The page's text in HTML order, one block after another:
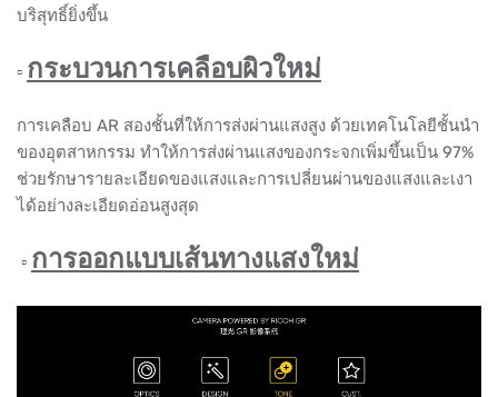
บริสุทธิ์ยิ่งขึ้น
▫️ กระบวนการเคลือบผิวใหม่
การเคลือบ AR สองชั้นที่ให้การส่งผ่านแสงสูง ด้วยเทคโนโลยีชั้นนำ
ของอุตสาหกรรม ทำให้การส่งผ่านแสงของกระจกเพิ่มขึ้นเป็น 97%
ช่วยรักษารายละเอียดของแสงและการเปลี่ยนผ่านของแสงและเงา
ได้อย่างละเอียดอ่อนสูงสุด
▫️ การออกแบบเส้นทางแสงใหม่